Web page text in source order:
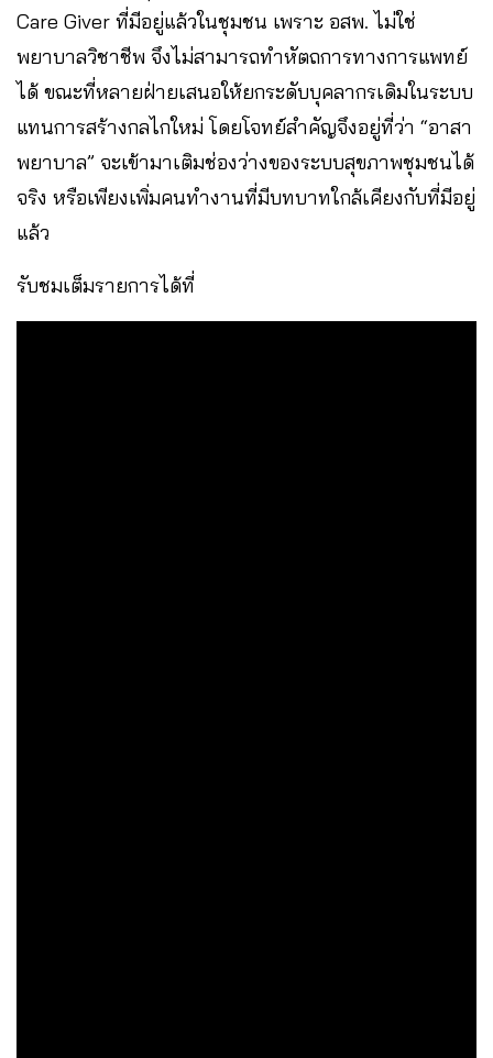
Care Giver ที่มีอยู่แล้วในชุมชน เพราะ อสพ. ไม่ใช่
พยาบาลวิชาชีพ จึงไม่สามารถทำหัตถการทางการแพทย์
ได้ ขณะที่หลายฝ่ายเสนอให้ยกระดับบุคลากรเดิมในระบบ
แทนการสร้างกลไกใหม่ โดยโจทย์สำคัญจึงอยู่ที่ว่า “อาสา
พยาบาล” จะเข้ามาเติมช่องว่างของระบบสุขภาพชุมชนได้
จริง หรือเพียงเพิ่มคนทำงานที่มีบทบาทใกล้เคียงกับที่มีอยู่
แล้ว
รับชมเต็มรายการได้ที่